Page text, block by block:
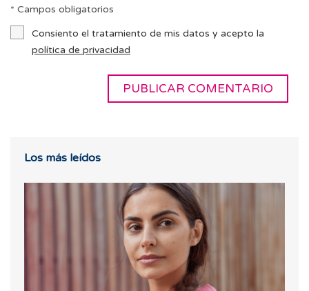
* Campos obligatorios
Consiento el tratamiento de mis datos y acepto la
política de privacidad
Los más leídos